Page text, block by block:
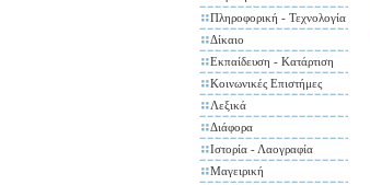
Πληροφορική - Τεχνολογία
Δίκαιο
Εκπαίδευση - Κατάρτιση
Κοινωνικές Επιστήμες
Λεξικά
Διάφορα
Ιστορία - Λαογραφία
Μαγειρική